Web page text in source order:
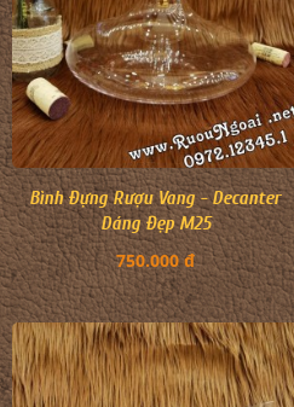
Bình Đựng Rượu Vang - Decanter
Dáng Đẹp M25
750.000 đ